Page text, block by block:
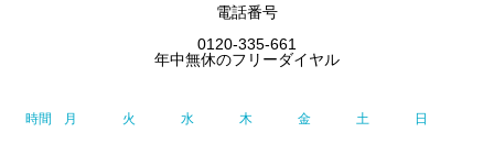
電話番号
0120-335-661
年中無休のフリーダイヤル
時間 月 火 水 木 金 土 日